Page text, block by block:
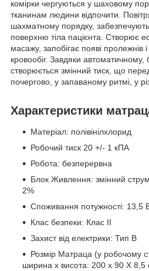
комірки чергуються у шаховому
тканинам людини відпочити.
шахматному порядку,
поверхню тіла пацієнта. Створює
масажу, запобігає появі пролежнів
кровообіг. Завдяки
створюється змінний тиск, що
почергово, у запаваному ритмі, у
Характеристики
Матеріал: полівінілхлорид
Робочий тиск 20 +/- 1 кПА
Робота: безперервна
Блок Живлення: змінний
2%
Споживання потужності: 13,5
Клас безпеки: Клас II
Захист від електрики: Тип В
Розмір Матраца (у робочому
ширина х висота: 200 х 90 Х 8,5